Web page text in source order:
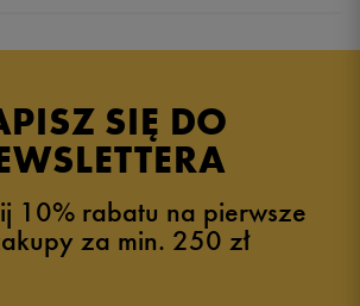
SIĘ DO
10% rabatu na pierwsze
za min. 250 zł